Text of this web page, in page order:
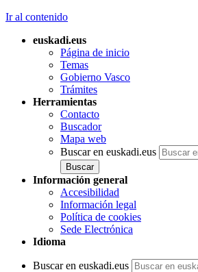
Ir al contenido
euskadi.eus
Página de inicio
Temas
Gobierno Vasco
Trámites
Herramientas
Contacto
Buscador
Mapa web
Buscar en euskadi.eus
Información general
Accesibilidad
Información legal
Política de cookies
Sede Electrónica
Idioma
Buscar en euskadi.eus